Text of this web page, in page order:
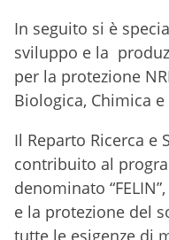
In seguito si è
sviluppo e la
per la protezione
Biologica, Chimica
Il Reparto Ricerca e
contribuito al
denominato
e la protezione del
tutte le esigenze di